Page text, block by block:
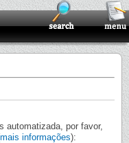
automatizada, por favor,
mais informações):